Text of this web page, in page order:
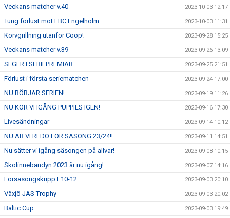
Veckans matcher v.40 2023-10-03 12:17
Tung förlust mot FBC Engelholm 2023-10-03 11:31
Korvgrillning utanför Coop! 2023-09-28 15:25
Veckans matcher v.39 2023-09-26 13:09
SEGER I SERIEPREMIÄR 2023-09-25 21:51
Förlust i första seriematchen 2023-09-24 17:00
NU BÖRJAR SERIEN! 2023-09-19 11:26
NU KÖR VI IGÅNG PUPPIES IGEN! 2023-09-16 17:30
Livesändningar 2023-09-14 10:12
NU ÄR VI REDO FÖR SÄSONG 23/24!! 2023-09-11 14:51
Nu sätter vi igång säsongen på allvar! 2023-09-08 10:15
Skolinnebandyn 2023 är nu igång! 2023-09-07 14:16
Försäsongskupp F10-12 2023-09-03 20:10
Växjö JAS Trophy 2023-09-03 20:02
Baltic Cup 2023-09-03 19:49